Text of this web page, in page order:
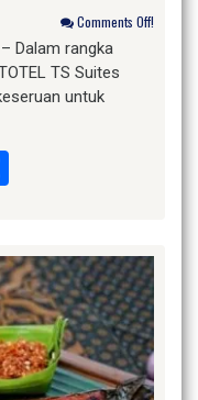
Comments Off!
Dalam rangka
TS Suites
untuk